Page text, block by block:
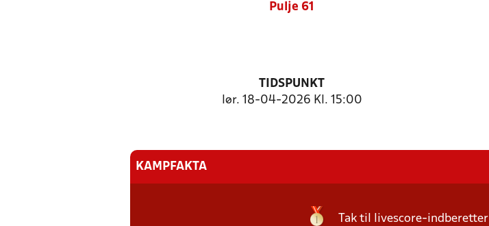
Pulje 61
TIDSPUNKT
lør. 18-04-2026 Kl. 15:00
KAMPFAKTA
Tak til livescore-indberetter